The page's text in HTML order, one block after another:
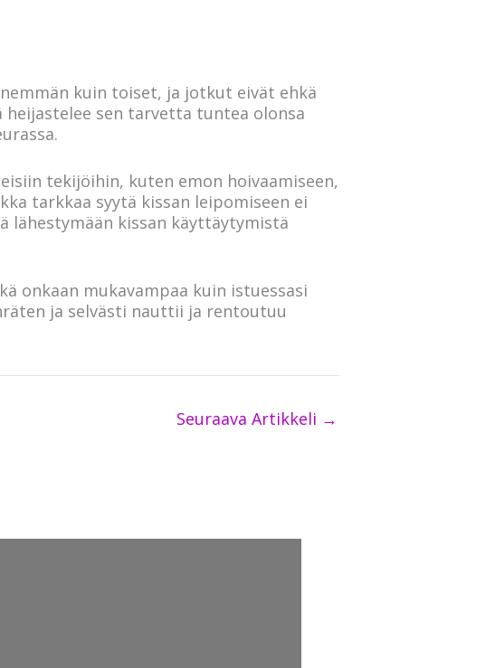
kuin toiset, ja jotkut eivät ehkä
sen tarvetta tuntea olonsa
tekijöihin, kuten emon hoivaamiseen,
tarkkaa syytä kissan leipomiseen ei
lähestymään kissan käyttäytymistä
onkaan mukavampaa kuin istuessasi
ja selvästi nauttii ja rentoutuu
Seuraava Artikkeli →